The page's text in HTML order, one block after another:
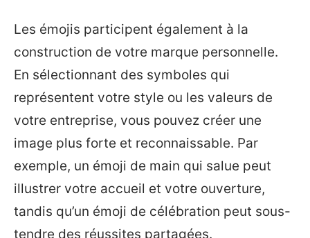
Les émojis participent également à la
construction de votre marque personnelle.
En sélectionnant des symboles qui
représentent votre style ou les valeurs de
votre entreprise, vous pouvez créer une
image plus forte et reconnaissable. Par
exemple, un émoji de main qui salue peut
illustrer votre accueil et votre ouverture,
tandis qu’un émoji de célébration peut sous-
tendre des réussites partagées.